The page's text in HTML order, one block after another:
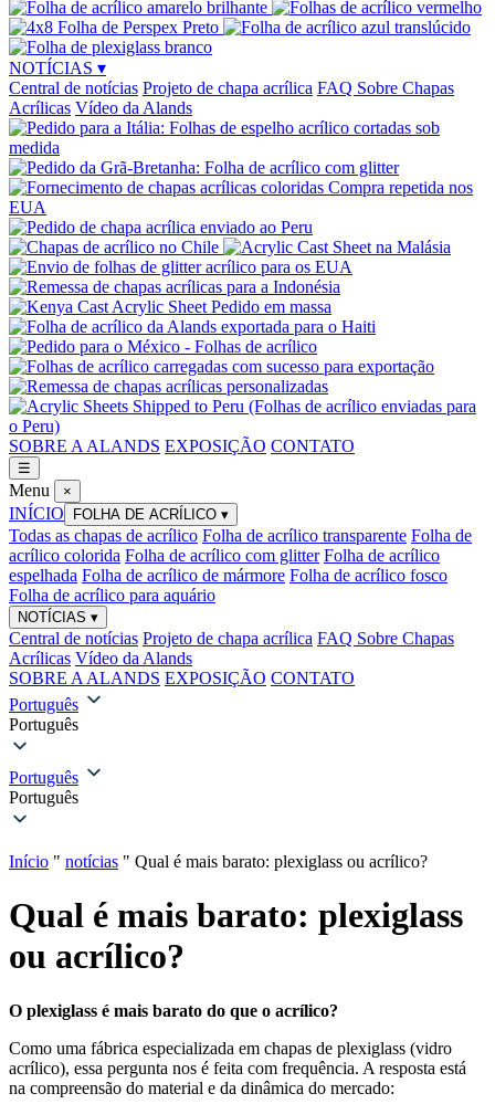
NOTÍCIAS ▾
Central de notícias Projeto de chapa acrílica FAQ Sobre Chapas
Acrílicas Vídeo da Alands
SOBRE A ALANDS EXPOSIÇÃO CONTATO
☰
Menu ×
INÍCIO FOLHA DE ACRÍLICO ▾
Todas as chapas de acrílico Folha de acrílico transparente Folha de
acrílico colorida Folha de acrílico com glitter Folha de acrílico
espelhada Folha de acrílico de mármore Folha de acrílico fosco
Folha de acrílico para aquário
NOTÍCIAS ▾
Central de notícias Projeto de chapa acrílica FAQ Sobre Chapas
Acrílicas Vídeo da Alands
SOBRE A ALANDS EXPOSIÇÃO CONTATO
Português
Português
Português
Português
Início " notícias " Qual é mais barato: plexiglass ou acrílico?
Qual é mais barato: plexiglass
ou acrílico?
O plexiglass é mais barato do que o acrílico?
Como uma fábrica especializada em chapas de plexiglass (vidro
acrílico), essa pergunta nos é feita com frequência. A resposta está
na compreensão do material e da dinâmica do mercado: